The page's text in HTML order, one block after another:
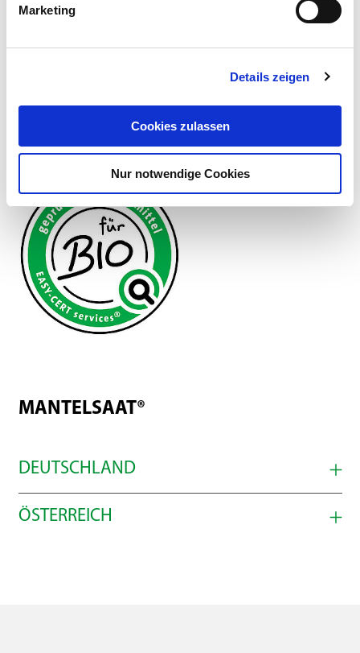
Marketing
Details zeigen
Cookies zulassen
Nur notwendige Cookies
Vorschriften/Normen im biologischen Landbau entspricht und
MANTELSAAT®
DEUTSCHLAND
ÖSTERREICH